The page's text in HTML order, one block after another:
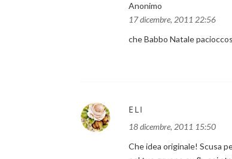
Anonimo
17 dicembre, 2011 22:56
che Babbo Natale
ELI
18 dicembre, 2011 15:50
Che idea originale! Scusa